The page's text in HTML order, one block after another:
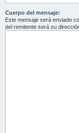
Cuerpo del mensaje:
Este mensaje será enviado
del remitente será su